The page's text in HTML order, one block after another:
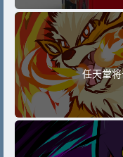
任天堂